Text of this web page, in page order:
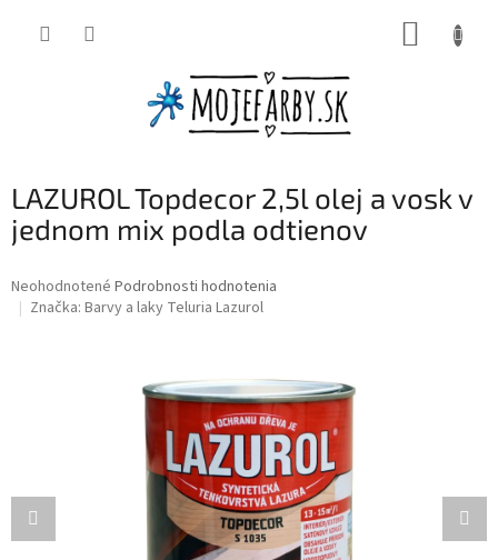
LAZUROL Topdecor 2,5l olej a vosk v
jednom mix podla odtienov
Priemerné
hodnotenie
Neohodnotené Podrobnosti hodnotenia
Značka: Barvy a laky Teluria Lazurol